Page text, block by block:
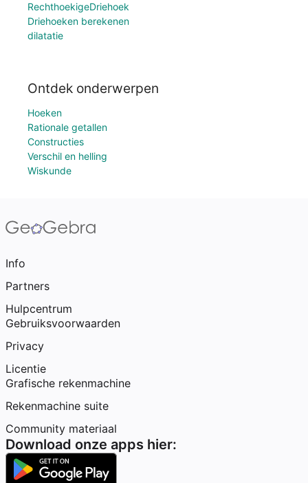
RechthoekigeDriehoek
Driehoeken berekenen
dilatatie
Ontdek onderwerpen
Hoeken
Rationale getallen
Constructies
Verschil en helling
Wiskunde
Info
Partners
Hulpcentrum
Gebruiksvoorwaarden
Privacy
Licentie
Grafische rekenmachine
Rekenmachine suite
Community materiaal
Download onze apps hier: